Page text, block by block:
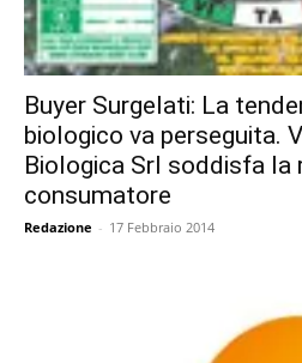
Buyer Surgelati: La
biologico va perseguita.
Biologica Srl soddisfa la
consumatore
Redazione - 17 Febbraio 2014